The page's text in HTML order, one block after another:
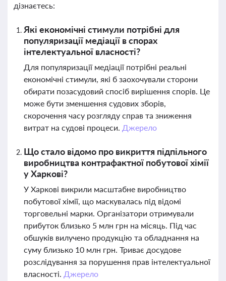
дізнаєтесь:
Які економічні стимули потрібні для
популяризації медіації в спорах
інтелектуальної власності?
Для популяризації медіації потрібні реальні
економічні стимули, які б заохочували сторони
обирати позасудовий спосіб вирішення спорів. Це
може бути зменшення судових зборів,
скорочення часу розгляду справ та зниження
витрат на судові процеси. Джерело
Що стало відомо про викриття підпільного
виробництва контрафактної побутової хімії
у Харкові?
У Харкові викрили масштабне виробництво
побутової хімії, що маскувалась під відомі
торговельні марки. Організатори отримували
прибуток близько 5 млн грн на місяць. Під час
обшуків вилучено продукцію та обладнання на
суму близько 10 млн грн. Триває досудове
розслідування за порушення прав інтелектуальної
власності. Джерело